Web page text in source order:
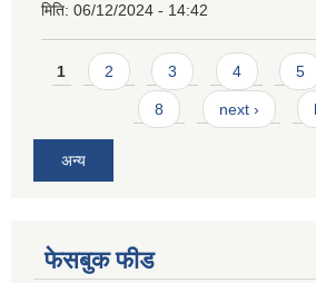
मिति: 06/12/2024 - 14:42
Pages
1 2 3 4 5
8 next ›
अन्य
फेसबुक फीड